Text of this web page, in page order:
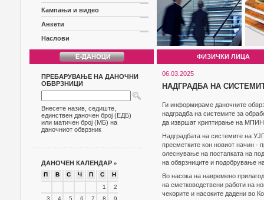
Кампањи и видео
Анкети
Наслови
ФИЗИЧКИ ЛИЦА
ПРЕБАРУВАЊЕ НА ДАНОЧНИ
ОБВРЗНИЦИ
Внесете назив, седиште,
единствен даночен број (ЕДБ)
или матичен број (МБ) на
даночниот обврзник
ДАНОЧЕН КАЛЕНДАР »
П В С Ч П С
Н
1
2
3
4 5 6 7 8
9
06.03.2025
НАДГРАДБА НА
Ги информираме даночните
надградба на системите за
да извршат криптирање на МПИН
Надградбата на системите на
пресметките кон новиот начин -
олеснување на постапката на
на обврзниците и подобрување
Во насока на навремено
на сметководствени работи на
чекорите и насоките дадени во